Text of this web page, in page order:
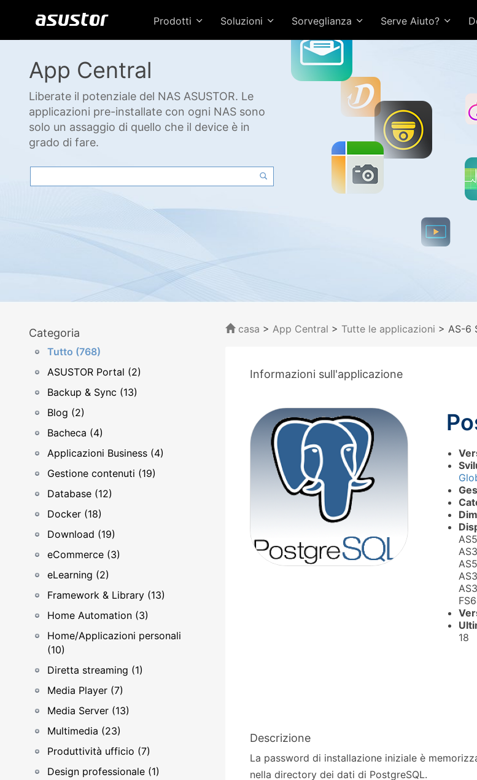
Prodotti Soluzioni Sorveglianza Serve Aiuto?
App Central
Liberate il potenziale del NAS ASUSTOR. Le
applicazioni pre-installate con ogni NAS sono
solo un assaggio di quello che il device è in
grado di fare.
Categoria
Tutto (768)
ASUSTOR Portal (2)
Backup & Sync (13)
Blog (2)
Bacheca (4)
Applicazioni Business (4)
Gestione contenuti (19)
Database (12)
Docker (18)
Download (19)
eCommerce (3)
eLearning (2)
Framework & Library (13)
Home Automation (3)
Home/Applicazioni personali
(10)
Diretta streaming (1)
Media Player (7)
Media Server (13)
Multimedia (23)
Produttività ufficio (7)
Design professionale (1)
casa > App Central > Tutte le applicazioni > AS-6
Informazioni sull'applicazione
18
Descrizione
La password di installazione iniziale è
nella directory dei dati di PostgreSQL.